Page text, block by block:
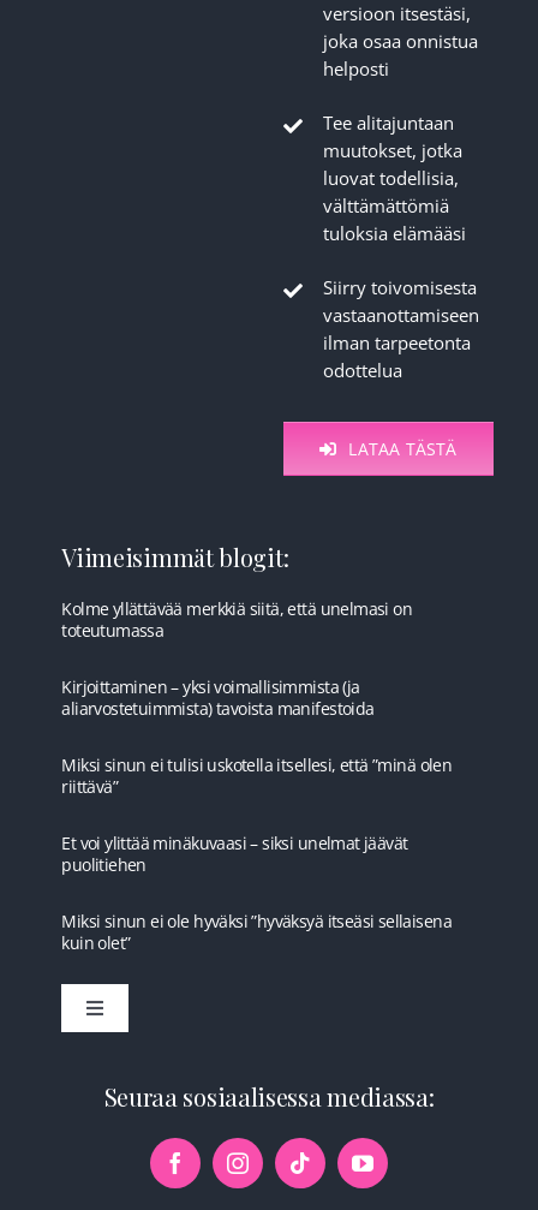
versioon itsestäsi,
joka osaa onnistua
helposti
Tee alitajuntaan
muutokset, jotka
luovat todellisia,
välttämättömiä
tuloksia elämääsi
Siirry toivomisesta
vastaanottamiseen
ilman tarpeetonta
odottelua
LATAA TÄSTÄ
Viimeisimmät blogit:
Kolme yllättävää merkkiä siitä, että unelmasi on
toteutumassa
Kirjoittaminen – yksi voimallisimmista (ja
aliarvostetuimmista) tavoista manifestoida
Miksi sinun ei tulisi uskotella itsellesi, että ”minä olen
riittävä”
Et voi ylittää minäkuvaasi – siksi unelmat jäävät
puolitiehen
Miksi sinun ei ole hyväksi ”hyväksyä itseäsi sellaisena
kuin olet”
Toggle
Seuraa sosiaalisessa mediassa: